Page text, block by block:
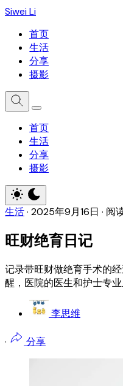
Siwei Li
首页
生活
分享
摄影
首页
生活
分享
摄影
生活· 2025年9月16日 · 阅
旺财绝育日记
记录带旺财做绝育手术的
醒，医院的医生和护士专业
李思维
· 分享